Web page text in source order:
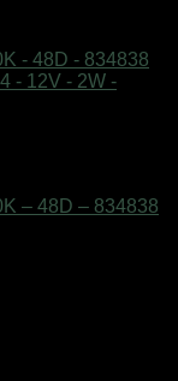
– 48D – 834838